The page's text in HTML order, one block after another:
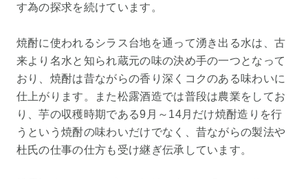
す為の探求を続けています。
焼酎に使われるシラス台地を通って湧き出る水は、古
来より名水と知られ蔵元の味の決め手の一つとなって
おり、焼酎は昔ながらの香り深くコクのある味わいに
仕上がります。また松露酒造では普段は農業をしてお
り、芋の収穫時期である9月～14月だけ焼酎造りを行
うという焼酎の味わいだけでなく、昔ながらの製法や
杜氏の仕事の仕方も受け継ぎ伝承しています。